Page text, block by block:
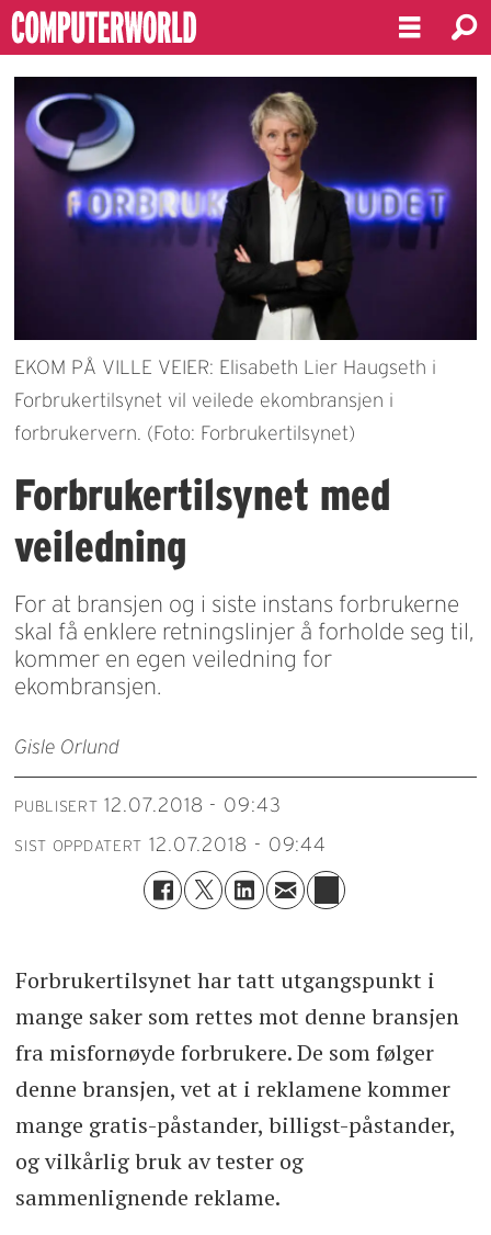
EKOM PÅ VILLE VEIER: Elisabeth Lier Haugseth i
Forbrukertilsynet vil veilede ekombransjen i
forbrukervern. (Foto: Forbrukertilsynet)
Forbrukertilsynet med
veiledning
For at bransjen og i siste instans forbrukerne
skal få enklere retningslinjer å forholde seg til,
kommer en egen veiledning for
ekombransjen.
Gisle Orlund
PUBLISERT 12.07.2018 - 09:43
SIST OPPDATERT 12.07.2018 - 09:44
Forbrukertilsynet har tatt utgangspunkt i
mange saker som rettes mot denne bransjen
fra misfornøyde forbrukere. De som følger
denne bransjen, vet at i reklamene kommer
mange gratis-påstander, billigst-påstander,
og vilkårlig bruk av tester og
sammenlignende reklame.